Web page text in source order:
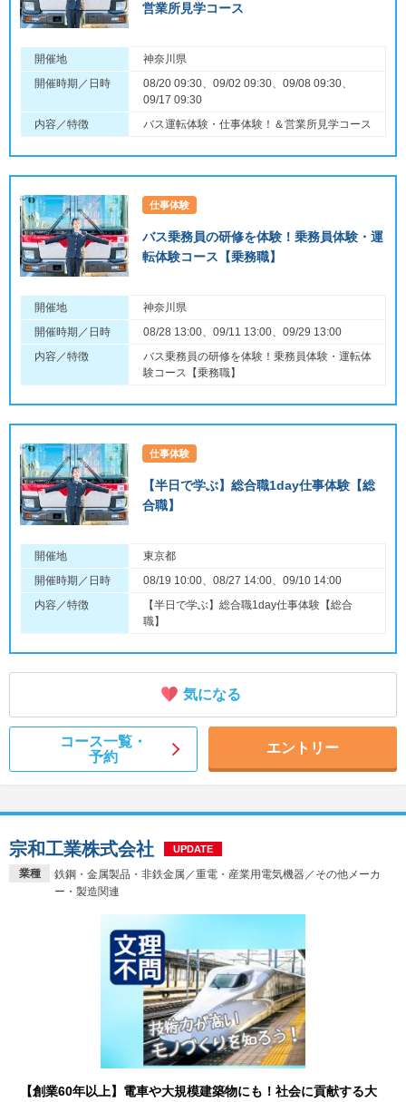
営業所見学コース
開催地
神奈川県
開催時期／日時
08/20 09:30、09/02 09:30、09/08 09:30、
09/17 09:30
内容／特徴
バス運転体験・仕事体験！＆営業所見学コース
仕事体験
バス乗務員の研修を体験！乗務員体験・運
転体験コース【乗務職】
開催地
神奈川県
開催時期／日時
08/28 13:00、09/11 13:00、09/29 13:00
内容／特徴
バス乗務員の研修を体験！乗務員体験・運転体
験コース【乗務職】
仕事体験
【半日で学ぶ】総合職1day仕事体験【総
合職】
開催地
東京都
開催時期／日時
08/19 10:00、08/27 14:00、09/10 14:00
内容／特徴
【半日で学ぶ】総合職1day仕事体験【総合
職】
気になる
コース一覧・
予約
エントリー
業種
鉄鋼・金属製品・非鉄金属／重電・産業用電気機器／その他メーカ
ー・製造関連
宗和工業株式会社 UPDATE
【創業60年以上】電車や大規模建築物にも！社会に貢献する大